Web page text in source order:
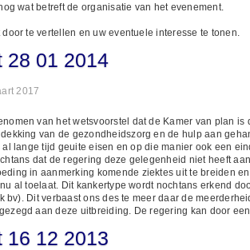
wat betreft de organisatie van het evenement.
te vertellen en uw eventuele interesse te tonen.
28 01 2014
2017
van het wetsvoorstel dat de Kamer van plan
van de gezondheidszorg en de hulp aan
lange tijd geuite eisen en op die manier ook een
dat de regering deze gelegenheid niet heeft
in aanmerking komende ziektes uit te breiden
al toelaat. Dit kankertype wordt nochtans erkend
bv). Dit verbaast ons des te meer daar de
aan deze uitbreiding. De regering kan door
16 12 2013